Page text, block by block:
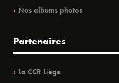
Nos albums photos
Partenaires
La CCR Liège